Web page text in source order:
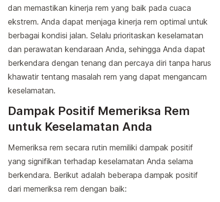
dan memastikan kinerja rem yang baik pada cuaca
ekstrem. Anda dapat menjaga kinerja rem optimal untuk
berbagai kondisi jalan. Selalu prioritaskan keselamatan
dan perawatan kendaraan Anda, sehingga Anda dapat
berkendara dengan tenang dan percaya diri tanpa harus
khawatir tentang masalah rem yang dapat mengancam
keselamatan.
Dampak Positif Memeriksa Rem
untuk Keselamatan Anda
Memeriksa rem secara rutin memiliki dampak positif
yang signifikan terhadap keselamatan Anda selama
berkendara. Berikut adalah beberapa dampak positif
dari memeriksa rem dengan baik: